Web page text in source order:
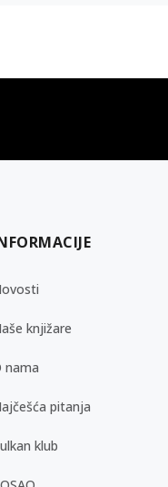
knjižare
nama
pitanja
klub